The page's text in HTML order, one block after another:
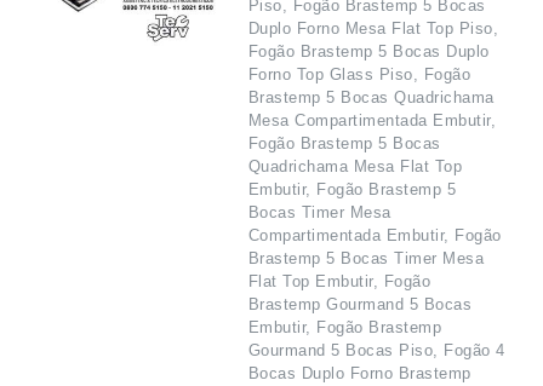
Piso, Fogão Brastemp 5 Bocas
Duplo Forno Mesa Flat Top Piso,
Fogão Brastemp 5 Bocas Duplo
Forno Top Glass Piso, Fogão
Brastemp 5 Bocas Quadrichama
Mesa Compartimentada Embutir,
Fogão Brastemp 5 Bocas
Quadrichama Mesa Flat Top
Embutir, Fogão Brastemp 5
Bocas Timer Mesa
Compartimentada Embutir, Fogão
Brastemp 5 Bocas Timer Mesa
Flat Top Embutir, Fogão
Brastemp Gourmand 5 Bocas
Embutir, Fogão Brastemp
Gourmand 5 Bocas Piso, Fogão 4
Bocas Duplo Forno Brastemp